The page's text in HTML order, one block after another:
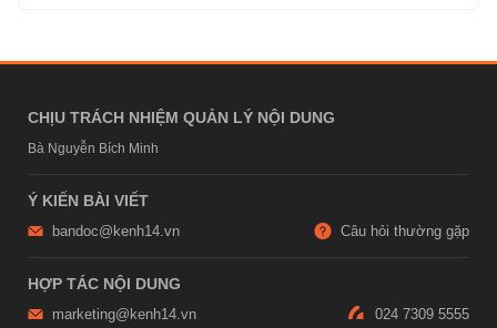
CHỊU TRÁCH NHIỆM QUẢN LÝ NỘI DUNG
Bà Nguyễn Bích Minh
Ý KIẾN BÀI VIẾT
bandoc@kenh14.vn Câu hỏi thường gặp
HỢP TÁC NỘI DUNG
marketing@kenh14.vn 024 7309 5555